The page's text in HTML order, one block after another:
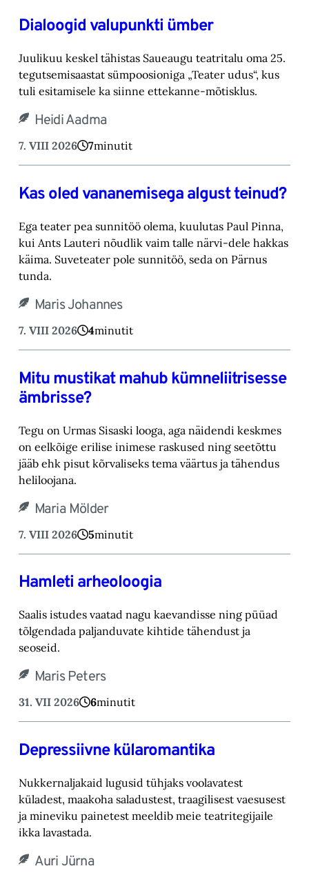
Dialoogid valupunkti ümber
Juulikuu keskel tähistas Saueaugu teatritalu oma 25.
tegutsemisaastat sümpoosioniga „Teater ‎udus“, kus
tuli esitamisele ka siinne ettekanne-mõtisklus.‎
Heidi Aadma
7. VIII 2026 7minutit
Kas oled vananemisega algust teinud?
Ega teater pea sunnitöö olema, kuulutas Paul Pinna,
kui Ants Lauteri nõudlik vaim talle närvi-‎dele hakkas
käima. Suveteater pole sunnitöö, seda on Pärnus
tunda.‎
Maris Johannes
7. VIII 2026 4minutit
Mitu mustikat mahub kümneliitrisesse
ämbrisse?
Tegu on Urmas Sisaski looga, aga näidendi keskmes
on eelkõige erilise inimese raskused ning ‎seetõttu
jääb ehk pisut kõrvaliseks tema väärtus ja tähendus
heliloojana.‎
Maria Mölder
7. VIII 2026 5minutit
Hamleti arheoloogia
Saalis istudes vaatad nagu kaevandisse ning püüad
tõlgendada paljanduvate kihtide tähendust ja
seoseid.
Maris Peters
31. VII 2026 6minutit
Depressiivne külaromantika
Nukkernaljakaid lugusid tühjaks voolavatest
küladest, maakoha saladustest, traagilisest vaesusest
ja mineviku painetest meeldib meie teatritegijaile
ikka lavastada.
Auri Jürna